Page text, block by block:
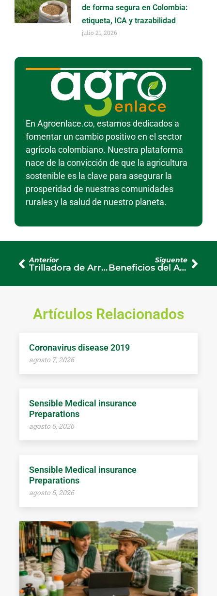
de forma segura en Colombia:
etiqueta, ICA y trazabilidad
julio 21, 2026
En Agroenlace.co, estamos dedicados a
fomentar un cambio positivo en el sector
agrícola colombiano. Nuestra plataforma
nace de la convicción de que la agricultura
sostenible es la clave para asegurar la
prosperidad de nuestras comunidades
rurales y la salud de nuestro planeta.
Anterior
Trilladora de Arroz: Mejora la Eficiencia en tu Cosecha
Siguente
Beneficios del Aserrío de Madera en la Agricultura Sostenible
Artículos Relacionados
Coronavirus disease 2019
agosto 7, 2026
Sensible Medical insurance
Preparations
agosto 6, 2026
Sensible Medical insurance
Preparations
agosto 6, 2026